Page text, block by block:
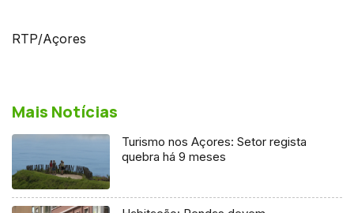
RTP/Açores
Mais Notícias
Turismo nos Açores: Setor regista
quebra há 9 meses